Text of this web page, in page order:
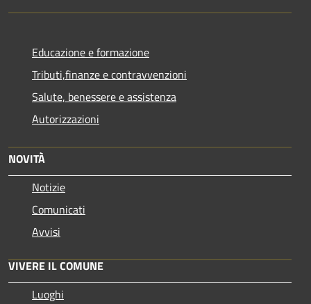
Educazione e formazione
Tributi,finanze e contravvenzioni
Salute, benessere e assistenza
Autorizzazioni
NOVITÀ
Notizie
Comunicati
Avvisi
VIVERE IL COMUNE
Luoghi